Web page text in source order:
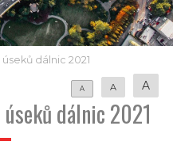
dálnic 2021
A A A
dálnic 2021